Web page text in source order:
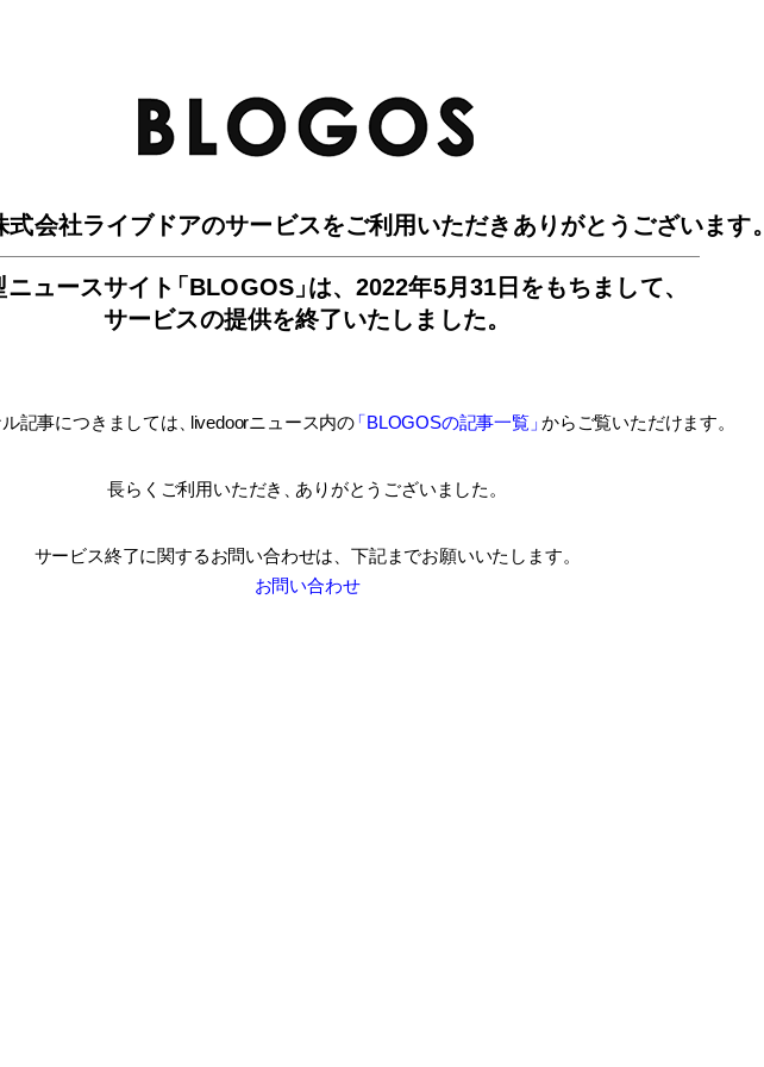
式会社ライブドアのサービスをご利用いただきありがとうございます。
ニュースサイ ト「BLOGOS」は、2022年5月31日をもちまして、
サービスの提供を終了いたしました。
記事につきましては livedoorニュース内の「BLOGOSの記事一覧」 からご覧いただけます。
長らくご利用いただき ありがとうございました。
サービス終了に関するお問い合わせは、 下記までお願いいたします。
お問い合わせ